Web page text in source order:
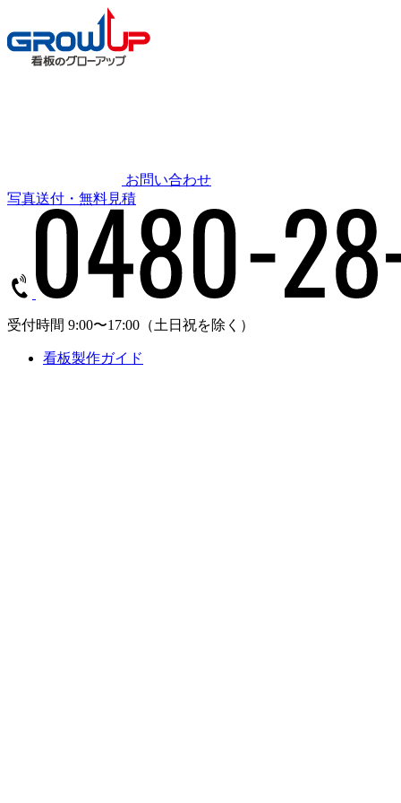
お問い合わせ
写真送付・無料見積
受付時間 9:00〜17:00 （土日祝を除く）
看板製作ガイド